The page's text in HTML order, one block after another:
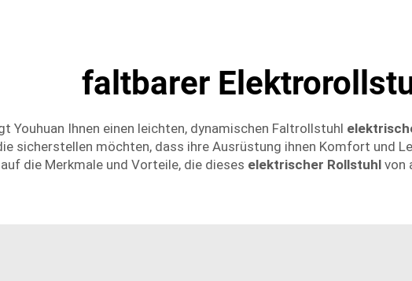
faltbarer
Youhuan Ihnen einen leichten, dynamischen Faltrollstuhl
sicherstellen möchten, dass ihre Ausrüstung ihnen Komfort und
die Merkmale und Vorteile, die dieses elektrischer Rollstuhl von